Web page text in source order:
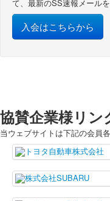
て、最新のSS速報メール
入会はこちらから
協賛企業様リン
当ウェブサイトは下記の会員